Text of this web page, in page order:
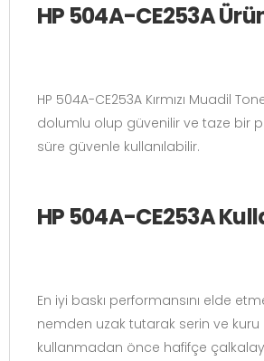
HP 504A-CE253A
HP 504A-CE253A Kırmızı Muadil
dolumlu olup güvenilir ve taze bir
süre güvenle kullanılabilir.
HP 504A-CE253A
En iyi baskı performansını elde
nemden uzak tutarak serin ve kuru
kullanmadan önce hafifçe